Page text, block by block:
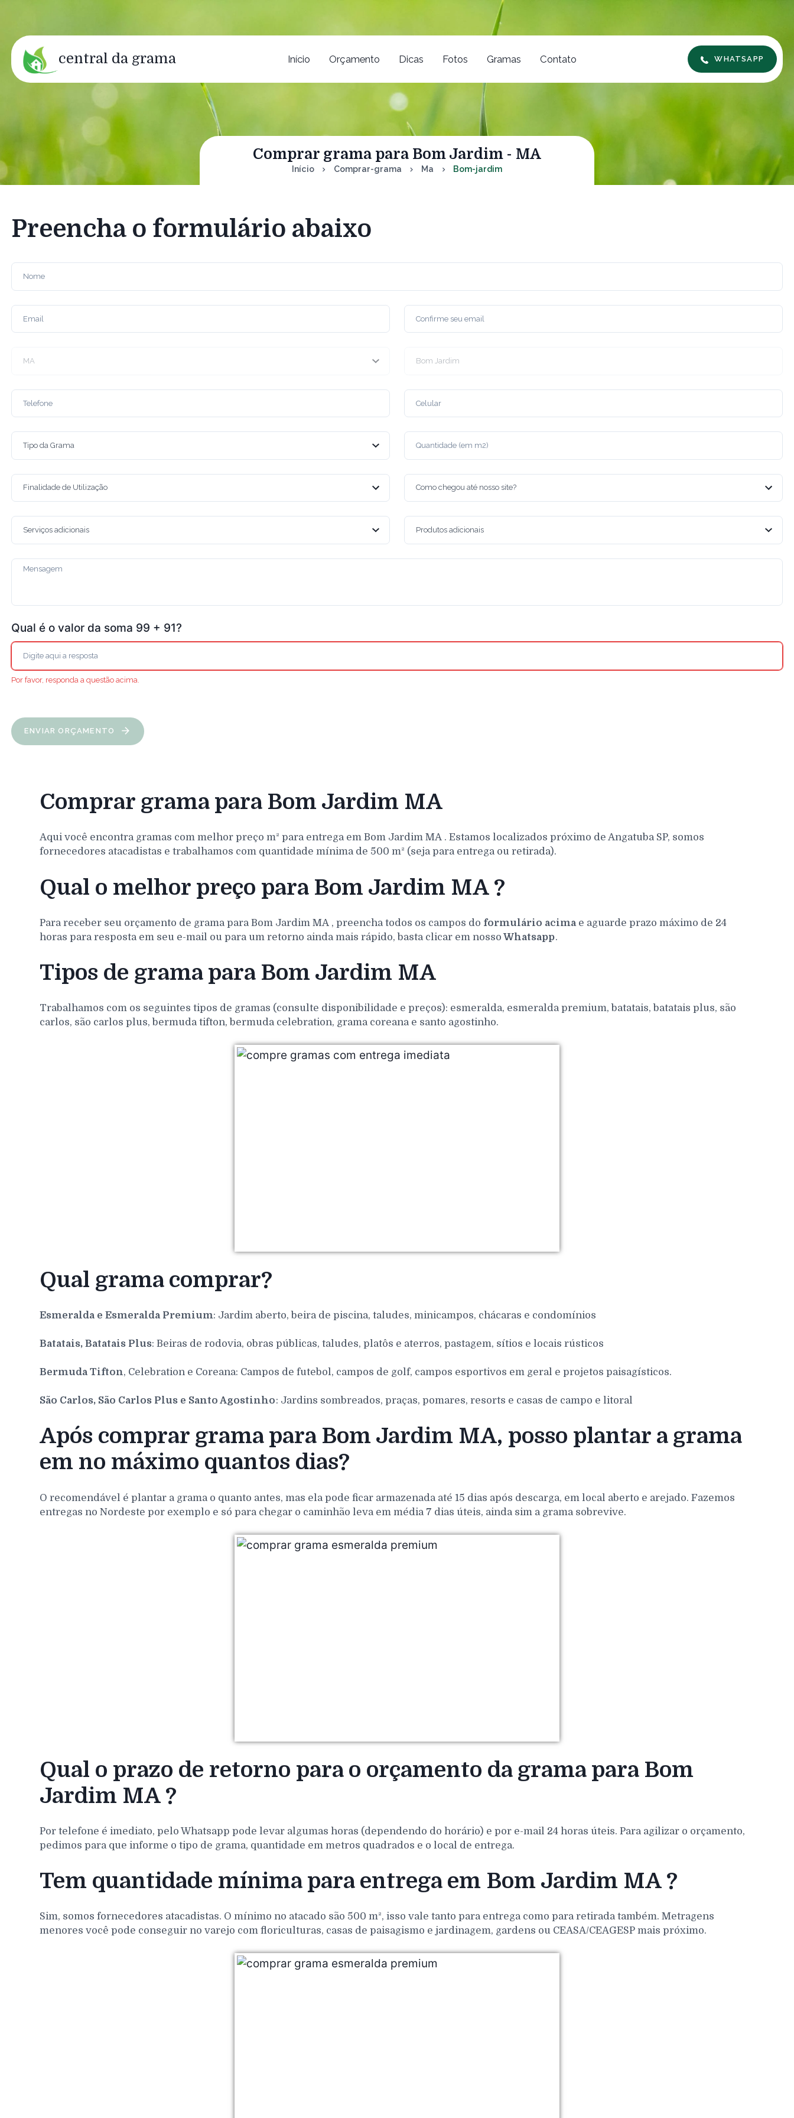
central da grama Início Orçamento Dicas Fotos Gramas Contato WHATSAPP
Comprar grama para Bom Jardim - MA
Início Comprar-grama Ma Bom-jardim
Preencha o formulário abaixo
Qual é o valor da soma 99 + 91?
Por favor, responda a questão acima.
ENVIAR ORÇAMENTO
Comprar grama para Bom Jardim MA
Aqui você encontra gramas com melhor preço m² para entrega em Bom Jardim MA . Estamos localizados próximo de Angatuba SP, somos
fornecedores atacadistas e trabalhamos com quantidade mínima de 500 m² (seja para entrega ou retirada).
Qual o melhor preço para Bom Jardim MA ?
Para receber seu orçamento de grama para Bom Jardim MA , preencha todos os campos do formulário acima e aguarde prazo máximo de 24
horas para resposta em seu e-mail ou para um retorno ainda mais rápido, basta clicar em nosso Whatsapp.
Tipos de grama para Bom Jardim MA
Trabalhamos com os seguintes tipos de gramas (consulte disponibilidade e preços): esmeralda, esmeralda premium, batatais, batatais plus, são
carlos, são carlos plus, bermuda tifton, bermuda celebration, grama coreana e santo agostinho.
Qual grama comprar?
Esmeralda e Esmeralda Premium: Jardim aberto, beira de piscina, taludes, minicampos, chácaras e condomínios
Batatais, Batatais Plus: Beiras de rodovia, obras públicas, taludes, platôs e aterros, pastagem, sítios e locais rústicos
Bermuda Tifton, Celebration e Coreana: Campos de futebol, campos de golf, campos esportivos em geral e projetos paisagísticos.
São Carlos, São Carlos Plus e Santo Agostinho: Jardins sombreados, praças, pomares, resorts e casas de campo e litoral
Após comprar grama para Bom Jardim MA, posso plantar a grama
em no máximo quantos dias?
O recomendável é plantar a grama o quanto antes, mas ela pode ficar armazenada até 15 dias após descarga, em local aberto e arejado. Fazemos
entregas no Nordeste por exemplo e só para chegar o caminhão leva em média 7 dias úteis, ainda sim a grama sobrevive.
Qual o prazo de retorno para o orçamento da grama para Bom
Jardim MA ?
Por telefone é imediato, pelo Whatsapp pode levar algumas horas (dependendo do horário) e por e-mail 24 horas úteis. Para agilizar o orçamento,
pedimos para que informe o tipo de grama, quantidade em metros quadrados e o local de entrega.
Tem quantidade mínima para entrega em Bom Jardim MA ?
Sim, somos fornecedores atacadistas. O mínimo no atacado são 500 m², isso vale tanto para entrega como para retirada também. Metragens
menores você pode conseguir no varejo com floriculturas, casas de paisagismo e jardinagem, gardens ou CEASA/CEAGESP mais próximo.